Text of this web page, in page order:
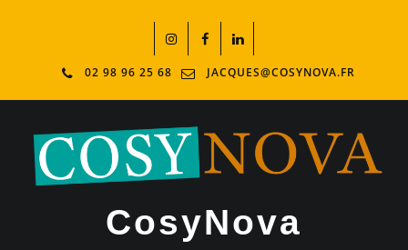
02 98 96 25 68 JACQUES@COSYNOVA.FR
CosyNova